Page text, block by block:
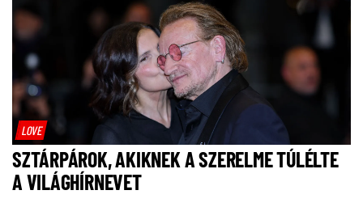
LOVE
SZTÁRPÁROK, AKIKNEK A SZERELME TÚLÉLTE
A VILÁGHÍRNEVET